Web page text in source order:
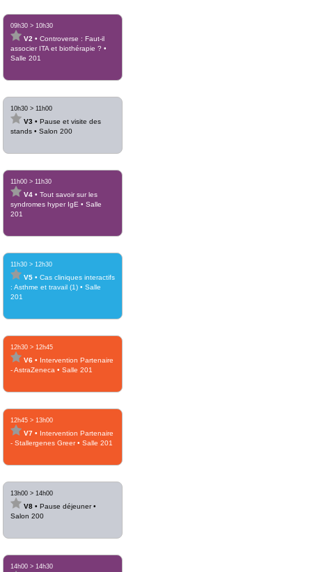
09h30 > 10h30
V2 • Controverse : Faut-il
associer ITA et biothérapie ? •
Salle 201
10h30 > 11h00
V3 • Pause et visite des
stands • Salon 200
11h00 > 11h30
V4 • Tout savoir sur les
syndromes hyper IgE • Salle
201
11h30 > 12h30
V5 • Cas cliniques interactifs
: Asthme et travail (1) • Salle
201
12h30 > 12h45
V6 • Intervention Partenaire
- AstraZeneca • Salle 201
12h45 > 13h00
V7 • Intervention Partenaire
- Stallergenes Greer • Salle 201
13h00 > 14h00
V8 • Pause déjeuner •
Salon 200
14h00 > 14h30